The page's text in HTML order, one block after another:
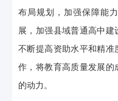
布局规划，加强保障能
展，加强县域普通高中建
不断提高资助水平和精
作，将教育高质量发展的
的动力。